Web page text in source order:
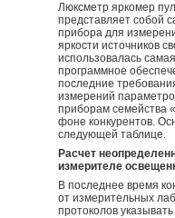
Люксметр яркомер
представляет собой
прибора для
яркости источников
использовалась
программное
последние
измерений
приборам семейства
фоне конкурентов.
следующей таблице.
Расчет
измерителе
В последнее время
от измерительных
протоколов